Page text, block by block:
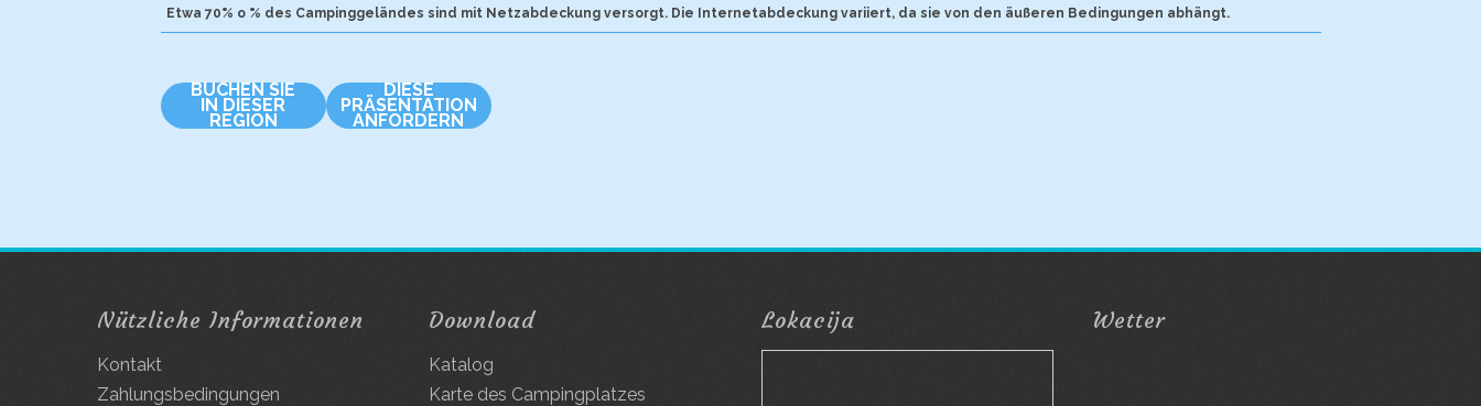
Etwa 70% o % des Campinggeländes sind mit Netzabdeckung versorgt. Die Internetabdeckung variiert, da sie von den äußeren Bedingungen abhängt.
BUCHEN SIE
IN DIESER
REGION
DIESE
PRÄSENTATION
ANFORDERN
Nützliche Informationen
Kontakt
Zahlungsbedingungen
Download
Katalog
Karte des Campingplatzes
Lokacija Wetter